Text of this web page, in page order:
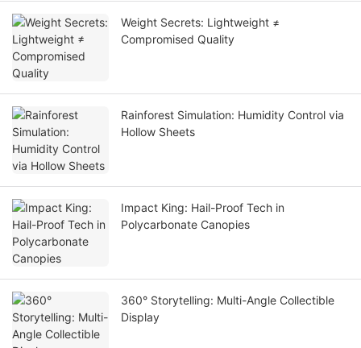
Weight Secrets: Lightweight ≠
Compromised Quality
Rainforest Simulation: Humidity Control via
Hollow Sheets
Impact King: Hail-Proof Tech in
Polycarbonate Canopies
360° Storytelling: Multi-Angle Collectible
Display